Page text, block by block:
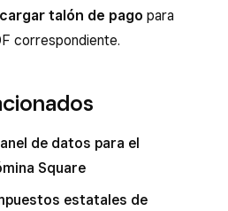
talón de pago para
correspondiente.
de datos para el
Square
estatales de